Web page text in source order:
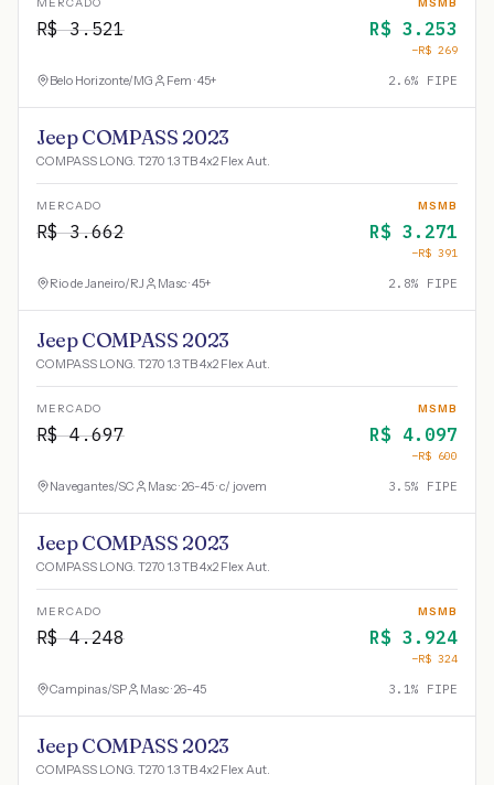
R$3.521 R$ 3.253
−R$ 269
Belo Horizonte/MG Fem · 45+ 2.6% FIPE
Jeep COMPASS 2023
COMPASS LONG. T270 1.3 TB 4x2 Flex Aut.
MERCADO
R$3.662
MSMB
R$ 3.271
−R$ 391
Rio de Janeiro/RJ Masc · 45+ 2.8% FIPE
Jeep COMPASS 2023
COMPASS LONG. T270 1.3 TB 4x2 Flex Aut.
MERCADO
R$4.697
MSMB
R$ 4.097
−R$ 600
Navegantes/SC Masc · 26-45 · c/ jovem 3.5% FIPE
Jeep COMPASS 2023
COMPASS LONG. T270 1.3 TB 4x2 Flex Aut.
MERCADO
R$4.248
MSMB
R$ 3.924
−R$ 324
Campinas/SP Masc · 26-45 3.1% FIPE
Jeep COMPASS 2023
COMPASS LONG. T270 1.3 TB 4x2 Flex Aut.